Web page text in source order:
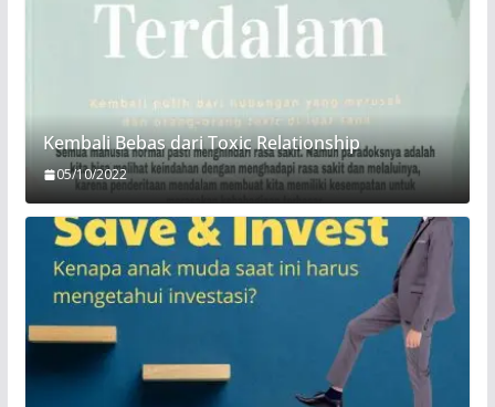
Kembali Bebas dari Toxic Relationship
05/10/2022